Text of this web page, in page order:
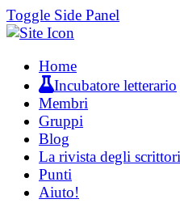
Toggle Side Panel
Home
Incubatore letterario
Membri
Gruppi
Blog
La rivista degli scrittori
Punti
Aiuto!